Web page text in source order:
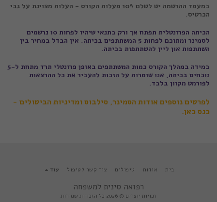
במעמד ההרשמה יש לשלם 10% מעלות הקורס - העלות מצוינת על גבי
הכרטיס.
הכיתה הפרונטלית תפתח אך ורק בתנאי שיהיו לפחות 10 נרשמים
לסמינר ומתוכם לפחות 5 המשתתפים בכיתה.
אין הבדל במחיר בין
השתתפות און ליין להשתתפות בכיתה.
במידה במהלך הקורס כמות המשתתפים באופן פרונטלי תרד מתחת ל-5
נוכחים בכיתה, אנו שומרות על הזכות להעביר את כל ההרצאות
לפורמט מקוון בלבד.
לפרטים נוספים אודות הסמינר, סילבוס ומדיניות הביטולים -
כנס כאן.
רפואה סינית למשפחה
זכויות יוצרים © 2026 כל הזכויות שמורות
בית אודות טיפולים צור קשר לטיפול עוד